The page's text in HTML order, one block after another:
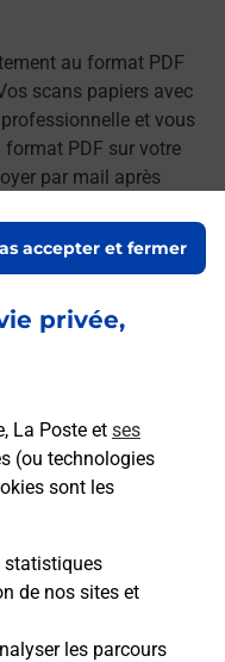
privée,
La Poste et ses
(ou technologies
sont les
statistiques
de nos sites et
les parcours
accepter et fermer
au format PDF
scans papiers avec
et vous
format PDF sur votre
par mail après